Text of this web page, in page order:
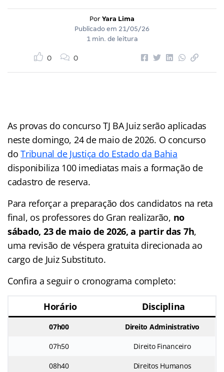
Por Yara Lima
Publicado em 21/05/26
1 min. de leitura
0 0
As provas do concurso TJ BA Juiz serão aplicadas
neste domingo, 24 de maio de 2026. O concurso
doTribunal de Justiça do Estado da Bahia
disponibiliza 100 imediatas mais a formação de
cadastro de reserva.
Para reforçar a preparação dos candidatos na reta
final, os professores do Gran realizarão, no
sábado, 23 de maio de 2026, a partir das 7h,
uma revisão de véspera gratuita direcionada ao
cargo de Juiz Substituto.
Confira a seguir o cronograma completo:
Horário Disciplina
07h00 Direito Administrativo
07h50 Direito Financeiro
08h40 Direitos Humanos